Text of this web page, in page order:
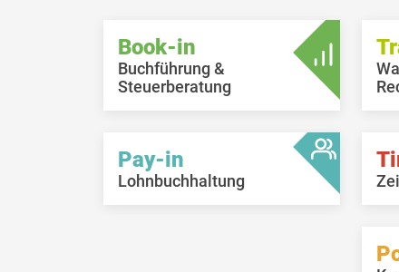
Book-in
Buchführung &
Steuerberatung
Pay-in
Lohnbuchhaltung